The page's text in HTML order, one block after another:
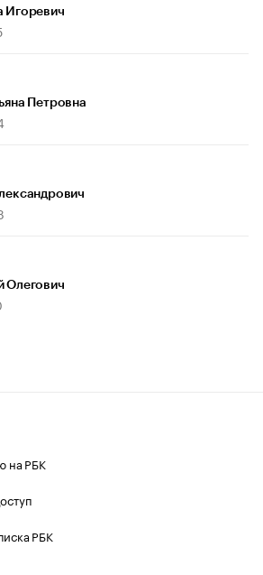
Игоревич
Петровна
Олегович
на РБК
РБК